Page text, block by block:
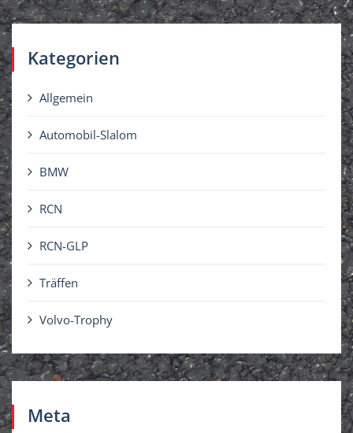
Kategorien
Allgemein
Automobil-Slalom
BMW
RCN
RCN-GLP
Träffen
Volvo-Trophy
Meta